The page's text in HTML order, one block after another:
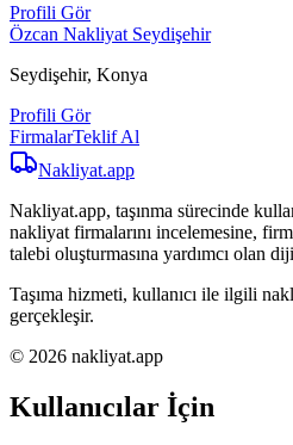
Profili Gör
Özcan Nakliyat Seydişehir
Seydişehir, Konya
Profili Gör
FirmalarTeklif Al
Nakliyat.app
Nakliyat.app, taşınma sürecinde
nakliyat firmalarını incelemesine,
talebi oluşturmasına yardımcı olan
Taşıma hizmeti, kullanıcı ile ilgili
gerçekleşir.
© 2026 nakliyat.app
Kullanıcılar İçin